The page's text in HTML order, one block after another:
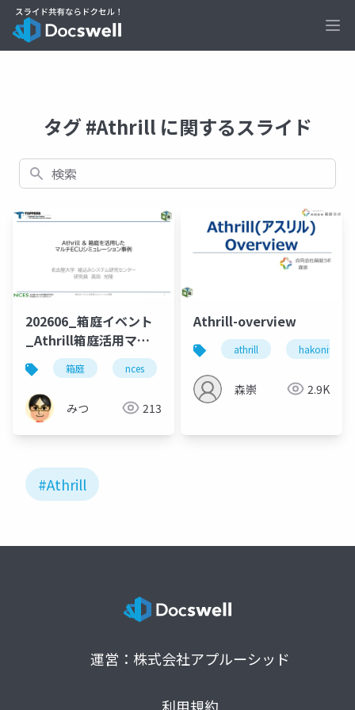
タグ #Athrill に関するスライド
検索
202606_箱庭イベント
_Athrill箱庭活用マル
チECUシミュレーショ
ン事例
箱庭 nces
みつ 213
Athrill-overview
athrill hakoniwa
森崇 2.9K
#Athrill
運営：株式会社アプルーシッド
利用規約